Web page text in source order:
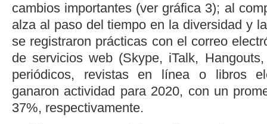
cambios importantes (ver gráfica 3); al
alza al paso del tiempo en la diversidad y
se registraron prácticas con el correo
de servicios web (Skype, iTalk,
periódicos, revistas en línea o libros
ganaron actividad para 2020, con un
37%, respectivamente.